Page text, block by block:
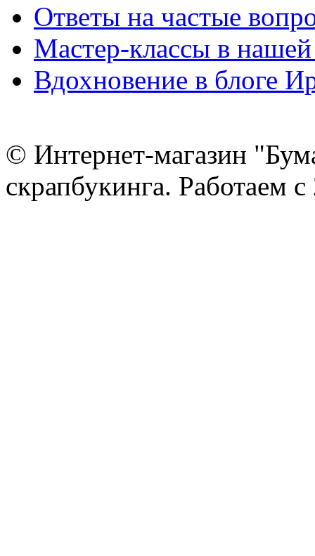
Ответы на частые
Мастер-классы в нашей
Вдохновение в блоге
© Интернет-магазин
скрапбукинга. Работаем с